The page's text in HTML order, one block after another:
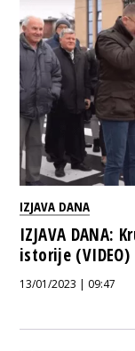
IZJAVA DANA
IZJAVA DANA:
istorije (VIDEO)
13/01/2023 | 09:47